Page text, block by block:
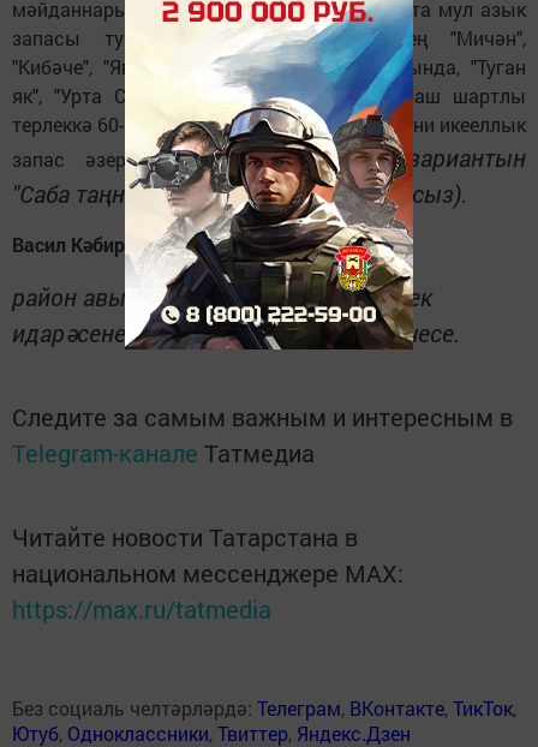
мәйданнары киңәйтелде һәм һәр хуҗалыкта мул азык
запасы тупланды. "Саба" җәмгыятенең "Мичән",
"Кибәче", "Явлаштау", "Сатыш" филиалларында, "Туган
як", "Урта Саба" җәмгыятьләрендә бер баш шартлы
терлеккә 60-65 центнер азык берәмлеге, ягъни икееллык
запас әзерләнде.(Язманың тулы вариантын
"Саба таңнары" газетыннан укый аласыз).
Васил Кәбиров,
район авыл хуҗалыгы һәм азык-төлек
идарәсенең игенчелек бүлеге киңәшчесе.
Следите за самым важным и интересным в
Telegram-канале Татмедиа
Читайте новости Татарстана в
национальном мессенджере MАХ:
https://max.ru/tatmedia
Без социаль челтәрләрдә: Телеграм, ВКонтакте,ТикТок,
Ютуб, Одноклассники,Твиттер, Яндекс.Дзен